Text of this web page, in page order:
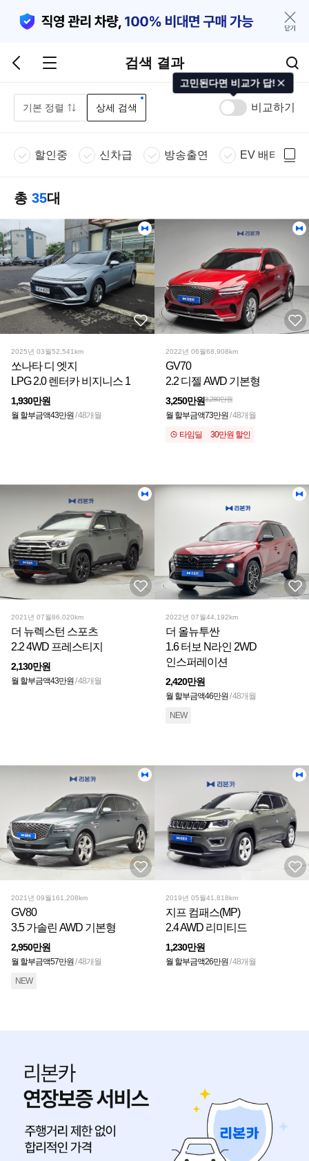
검색 결과
기본 정렬 상세 검색
고민된다면 비교가 답!
비교하기
할인중 신차급 방송출연 EV 배터리 진
총 35대
2025년 03월52,541km
쏘나타 디 엣지
LPG 2.0 렌터카 비지니스 1
1,930만원
월 할부금액43만원 / 48개월
2022년 06월68,908km
GV70
2.2 디젤 AWD 기본형
3,250만원3,280만원
월 할부금액73만원 / 48개월
타임딜
30만원 할인
2021년 07월86,020km
더 뉴렉스턴 스포츠
2.2 4WD 프레스티지
2,130만원
월 할부금액43만원 / 48개월
2022년 07월44,192km
더 올뉴투싼
1.6 터보 N라인 2WD
인스퍼레이션
2,420만원
월 할부금액46만원 / 48개월
NEW
2021년 09월 161,208km
GV80
3.5 가솔린 AWD 기본형
2,950만원
월 할부금액57만원 / 48개월
NEW
2019년 05월41,818km
지프 컴패스(MP)
2.4 AWD 리미티드
1,230만원
월 할부금액26만원 / 48개월